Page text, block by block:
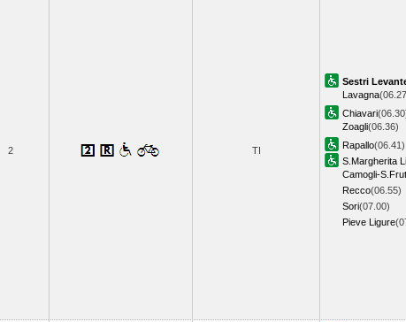
2 TI
Sestri
Lavagna
Chiavari
Zoagli(06.36)
Rapallo(06.41)
S.Margherita
Camogli-
Recco(06.55)
Sori(07.00)
Pieve Ligure